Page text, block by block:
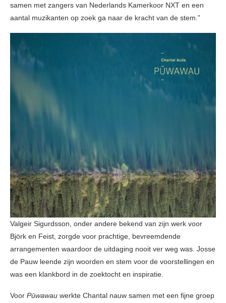
samen met zangers van Nederlands Kamerkoor NXT en een
aantal muzikanten op zoek ga naar de kracht van de stem.”
Valgeir Sigurdsson, onder andere bekend van zijn werk voor
Björk en Feist, zorgde voor prachtige, bevreemdende
arrangementen waardoor de uitdaging nooit ver weg was. Josse
de Pauw leende zijn woorden en stem voor de voorstellingen en
was een klankbord in de zoektocht en inspiratie.
Voor Pūwawau werkte Chantal nauw samen met een fijne groep